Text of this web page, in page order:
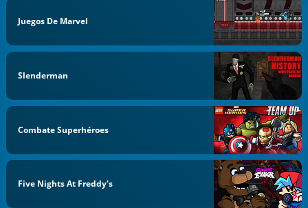
Juegos De Marvel
Slenderman
Combate Superhéroes
Five Nights At Freddy's